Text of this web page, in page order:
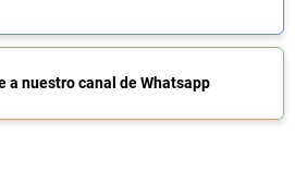
a nuestro canal de Whatsapp